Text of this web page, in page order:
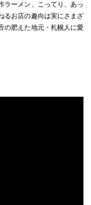
ラーメン、こってり、あっ
るお店の趣向は実にさまざ
の肥えた地元・札幌人に愛